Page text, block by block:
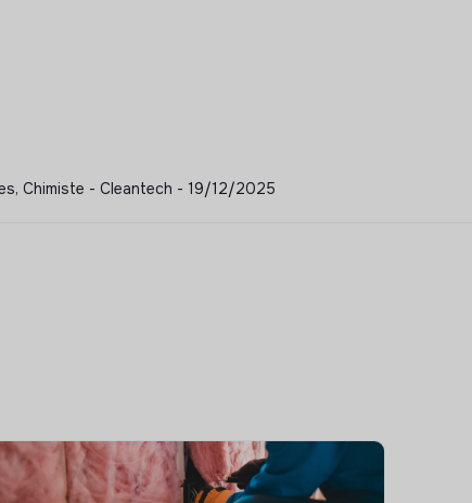
Chimiste - Cleantech - 19/12/2025